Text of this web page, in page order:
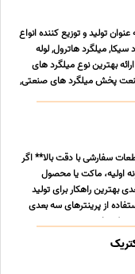
تولید و توزیع کننده انواع
میلگرد هاترول, لوله
بهترین نوع میلگرد های
پخش میلگرد های صنعتی,
سفارشی با دقت بالا** اگر
اولیه، ماکت یا محصول
راهکار برای تولید
از پرینترهای سه بعدی
را ب ... ...